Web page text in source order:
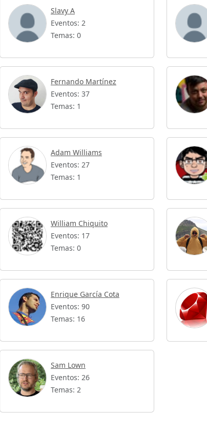
Slavy A
Eventos: 2
Temas: 0
Fernando Martínez
Eventos: 37
Temas: 1
Adam Williams
Eventos: 27
Temas: 1
William Chiquito
Eventos: 17
Temas: 0
Enrique García Cota
Eventos: 90
Temas: 16
Sam Lown
Eventos: 26
Temas: 2